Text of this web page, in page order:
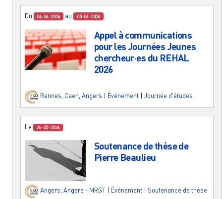
Du 04-06-2026 au 05-06-2026
Appel à communications
pour les Journées Jeunes
chercheur·es du REHAL
2026
Rennes Caen Angers Événement Journée d'études
Le 26-05-2026
Soutenance de thèse de
Pierre Beaulieu
Angers, Angers - MRGT Événement Soutenance de thèse